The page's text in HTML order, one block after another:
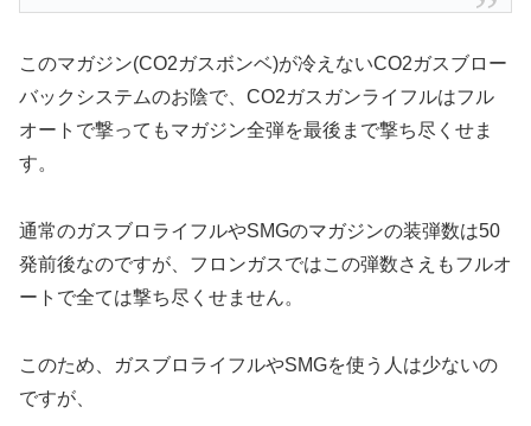
このマガジン(CO2ガスボンベ)が冷えないCO2ガスブロー
バックシステムのお陰で、CO2ガスガンライフルはフル
オートで撃ってもマガジン全弾を最後まで撃ち尽くせま
す。
通常のガスブロライフルやSMGのマガジンの装弾数は50
発前後なのですが、フロンガスではこの弾数さえもフルオ
ートで全ては撃ち尽くせません。
このため、ガスブロライフルやSMGを使う人は少ないの
ですが、